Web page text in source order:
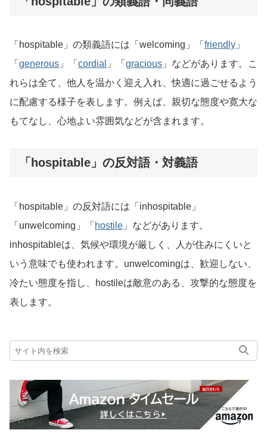
「hospitable」の類義語には「welcoming」「 friendly 」
「 generous 」「 cordial 」「 gracious 」などがあります。こ
れらは全て、他人を温かく迎え入れ、快適に過ごせるよう
に配慮する様子を表します。例えば、親切な態度や寛大な
もてなし、心地よい雰囲気などが含まれます。
「hospitable」の反対語・対義語
「hospitable」の反対語には「inhospitable」
「unwelcoming」「 hostile 」などがあります。
inhospitableは、気候や環境が厳しく、人が住みにくいと
いう意味でも使われます。unwelcomingは、歓迎しない、
冷たい態度を指し、hostileは敵意のある、攻撃的な態度を
表します。